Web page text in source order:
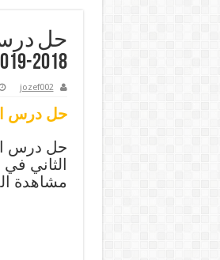
حل درس
2018-2019
jozef002
حل درس
حل درس
الثاني
مشاهدة